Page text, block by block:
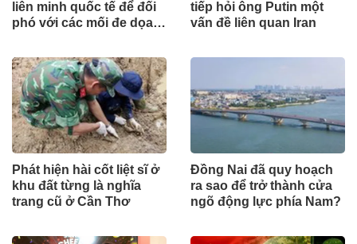
liên minh quốc tế để đối
phó với các mối đe dọa
tiếp hỏi ông Putin một
vấn đề liên quan Iran
Phát hiện hài cốt liệt sĩ ở
khu đất từng là nghĩa
trang cũ ở Cần Thơ
Đồng Nai đã quy hoạch
ra sao để trở thành cửa
ngõ động lực phía Nam?